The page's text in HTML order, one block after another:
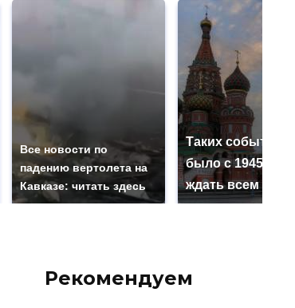
Все новости по
падению вертолета на
Кавказе: читать здесь
Таких событий не
было с 1945: чего
ждать всем нам?
Рекомендуем